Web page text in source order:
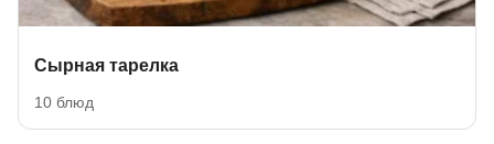
Сырная тарелка
10 блюд